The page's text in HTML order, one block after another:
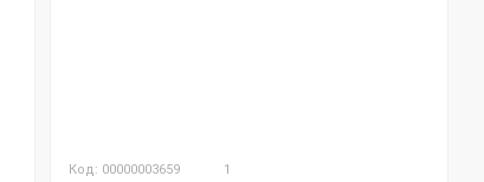
Код: 00000003659 1